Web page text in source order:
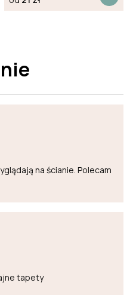
na ścianie. Polecam
tapety